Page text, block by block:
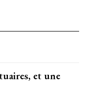
et une